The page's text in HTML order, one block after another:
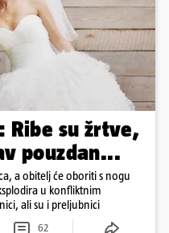
Ribe su žrtve,
pouzdan...
a obitelj će oboriti s nogu
u konfliktnim
ali su i preljubnici
62